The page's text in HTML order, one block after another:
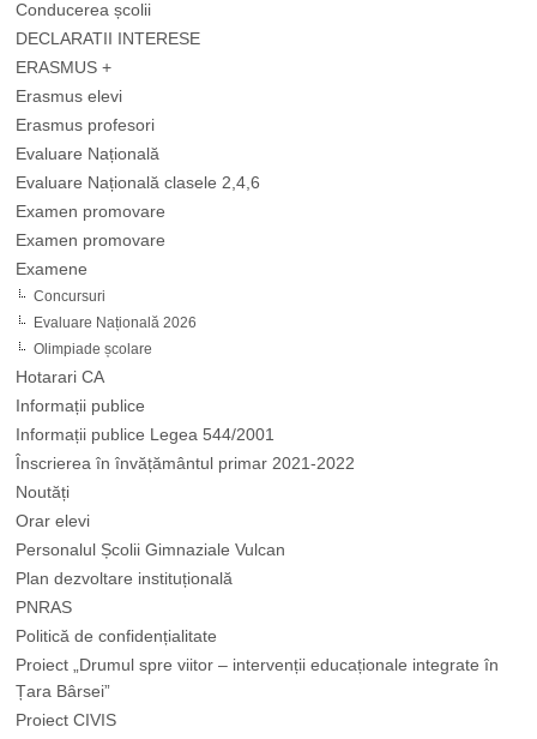
Conducerea școlii
DECLARATII INTERESE
ERASMUS +
Erasmus elevi
Erasmus profesori
Evaluare Națională
Evaluare Națională clasele 2,4,6
Examen promovare
Examen promovare
Examene
Concursuri
Evaluare Națională 2026
Olimpiade școlare
Hotarari CA
Informații publice
Informații publice Legea 544/2001
Înscrierea în învățământul primar 2021-2022
Noutăți
Orar elevi
Personalul Școlii Gimnaziale Vulcan
Plan dezvoltare instituțională
PNRAS
Politică de confidențialitate
Proiect „Drumul spre viitor – intervenții educaționale integrate în
Țara Bârsei”
Proiect CIVIS